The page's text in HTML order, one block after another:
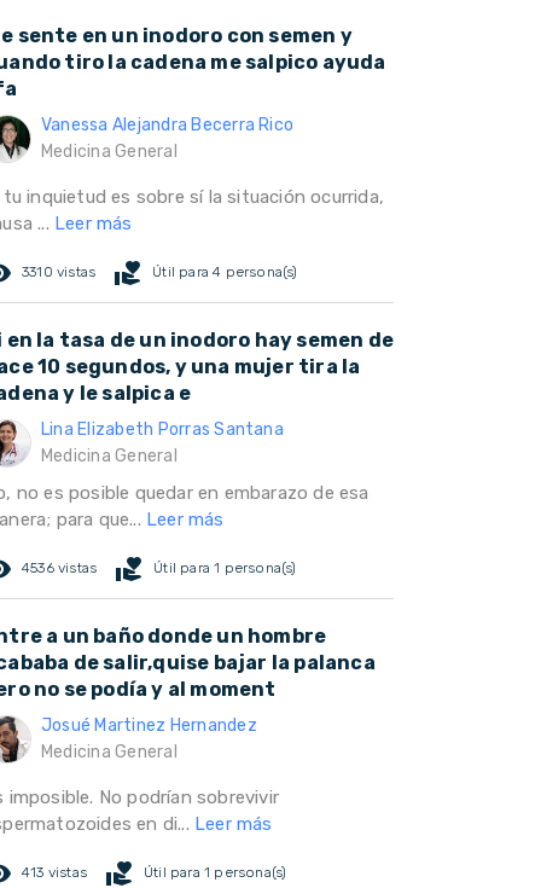
sente en un inodoro con semen y
tiro la cadena me salpico ayuda
Vanessa Alejandra Becerra Rico
Medicina General
tu inquietud es sobre sí la situación ocurrida,
... Leer más
3310 vistas volunteer_activism Útil para 4 persona(s)
en la tasa de un inodoro hay semen de
10 segundos, y una mujer tira la
y le salpica e
Lina Elizabeth Porras Santana
Medicina General
no es posible quedar en embarazo de esa
para que... Leer más
4536 vistas volunteer_activism Útil para 1 persona(s)
a un baño donde un hombre
de salir,quise bajar la palanca
no se podía y al moment
Josué Martinez Hernandez
Medicina General
imposible. No podrían sobrevivir
en di... Leer más
413 vistas volunteer_activism Útil para 1 persona(s)